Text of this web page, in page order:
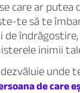
care ar putea
te să te
de
inimii
unde
de care